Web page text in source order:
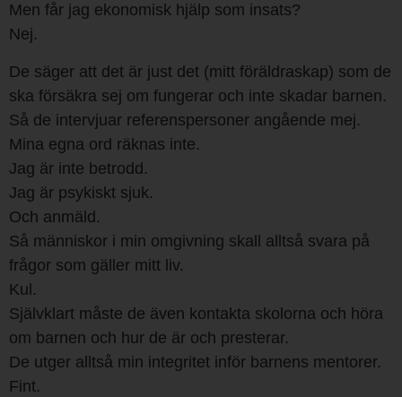
Men får jag ekonomisk hjälp som insats?
Nej.
De säger att det är just det (mitt föräldraskap) som de
ska försäkra sej om fungerar och inte skadar barnen.
Så de intervjuar referenspersoner angående mej.
Mina egna ord räknas inte.
Jag är inte betrodd.
Jag är psykiskt sjuk.
Och anmäld.
Så människor i min omgivning skall alltså svara på
frågor som gäller mitt liv.
Kul.
Självklart måste de även kontakta skolorna och höra
om barnen och hur de är och presterar.
De utger alltså min integritet inför barnens mentorer.
Fint.